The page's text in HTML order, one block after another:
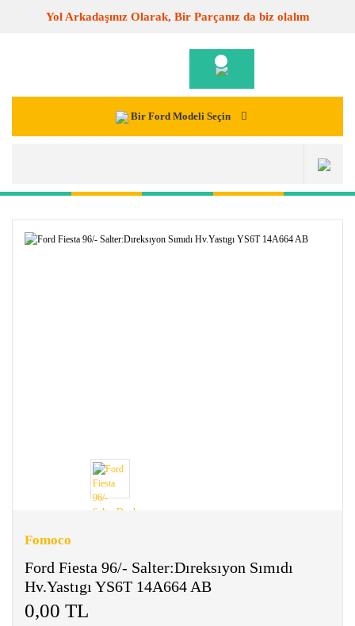
Yol Arkadaşınız Olarak, Bir Parçanız da biz olalım
Bir Ford Modeli Seçin
Fomoco
Ford Fiesta 96/- Salter:Dıreksıyon Sımıdı
Hv.Yastıgı YS6T 14A664 AB
0,00 TL